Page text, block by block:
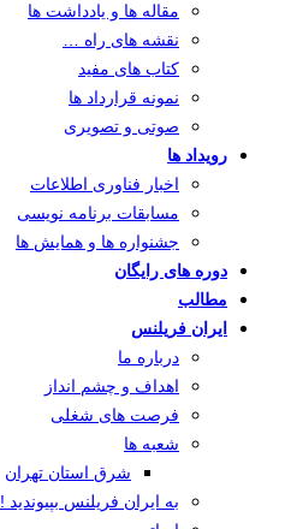
مقاله ها و یادداشت ها
نقشه های راه …
کتاب های مفید
نمونه قرارداد ها
صوتی و تصویری
رویداد ها
اخبار فناوری اطلاعات
مسابقات برنامه نویسی
جشنواره ها و همایش ها
دوره های رایگان
مطالب
ایران فریلنس
درباره ما
اهداف و چشم انداز
فرصت های شغلی
شعبه ها
شرق استان تهران
به ایران فریلنس بپیوندید !